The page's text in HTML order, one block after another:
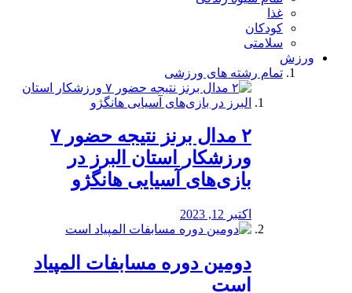
غذا
کودکان
سلامتی
ورزش
تمام رشته های ورزشی
۲ مدال برنز نتیجه حضور ۷
ورزشکار استان البرز در
بازی‌های آسیایی هانگژو
اکتبر 12, 2023
دومین دوره مسابفات المپیاد
است